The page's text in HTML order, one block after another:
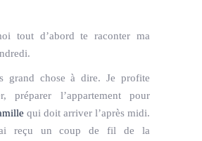
tout d’abord te raconter ma
grand chose à dire. Je profite
préparer l’appartement pour
qui doit arriver l’après midi.
reçu un coup de fil de la